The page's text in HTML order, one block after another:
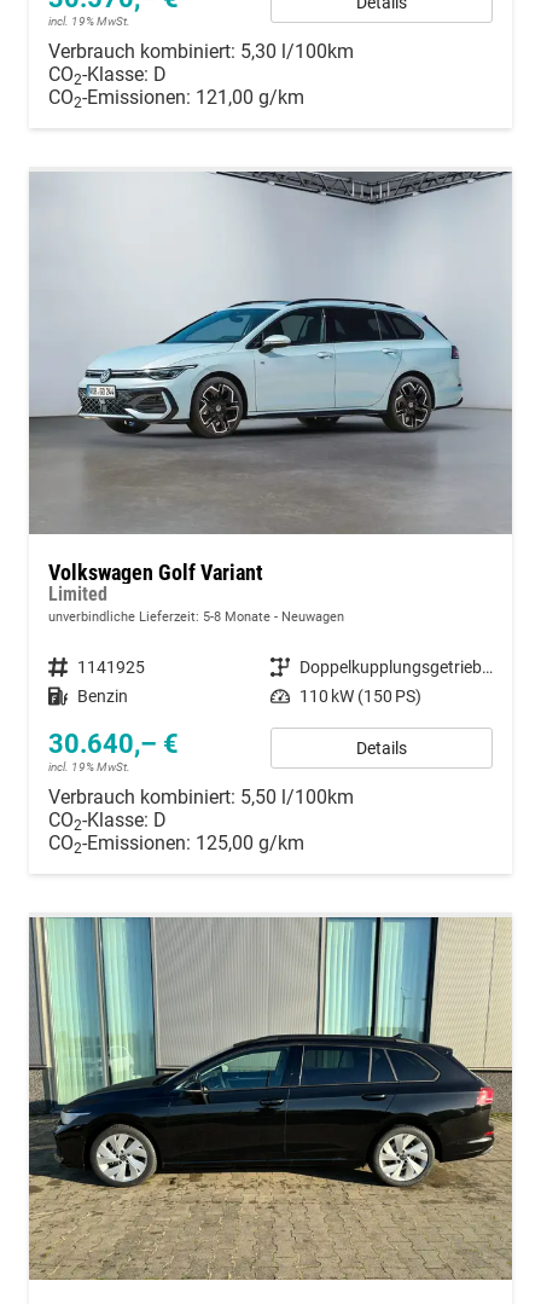
incl. 19% MwSt.
Verbrauch kombiniert: 5,30 l/100km
CO2-Klasse: D
CO2-Emissionen: 121,00 g/km
Volkswagen Golf Variant
Limited
unverbindliche Lieferzeit: 5-8 Monate Neuwagen
Fahrzeugnummer 1141925 Getriebe
Doppelkupplungsgetriebe (DSG)
Kraftstoff Benzin Leistung 110 kW (150 PS)
30.640,– €
incl. 19% MwSt.
Details
Verbrauch kombiniert: 5,50 l/100km
CO2-Klasse: D
CO2-Emissionen: 125,00 g/km